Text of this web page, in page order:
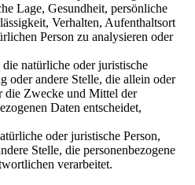
Lage, Gesundheit, persönliche
Verhalten, Aufenthaltsort
Person zu analysieren oder
natürliche oder juristische
oder andere Stelle, die allein oder
die Zwecke und Mittel der
Daten entscheidet,
oder juristische Person,
Stelle, die personenbezogene
verarbeitet.